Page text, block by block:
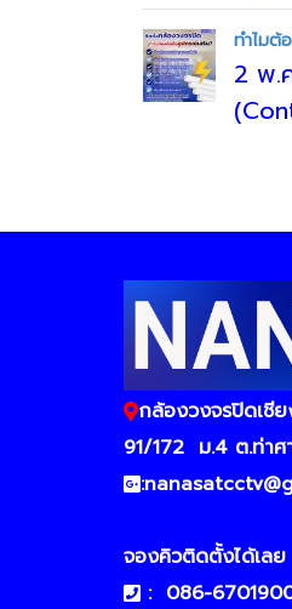
ทำไม
2 พ.
กล้องวงจรปิดเชีย
91/172 ม.4 ต.ท่าศ
:
จองคิวติดตั้งได้เลย
: 086-